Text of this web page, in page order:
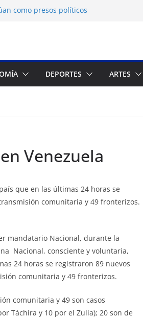
como presos políticos
muerte del presoDEPORTES ARTES
Venezuela
que en las últimas 24 horas se
comunitaria y 49 fronterizos.
mandatario Nacional, durante la
Nacional, consciente y voluntaria,
24 horas se registraron 89 nuevos
comunitaria y 49 fronterizos.
comunitaria y 49 son casos
Táchira y 10 por el Zulia); 20 son de